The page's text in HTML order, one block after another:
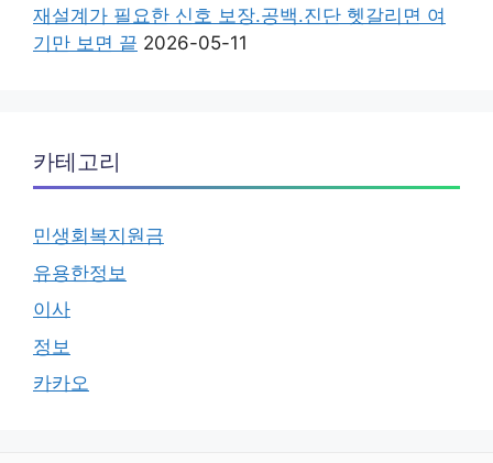
재설계가 필요한 신호 보장.공백.진단 헷갈리면 여
기만 보면 끝 2026-05-11
카테고리
민생회복지원금
유용한정보
이사
정보
카카오